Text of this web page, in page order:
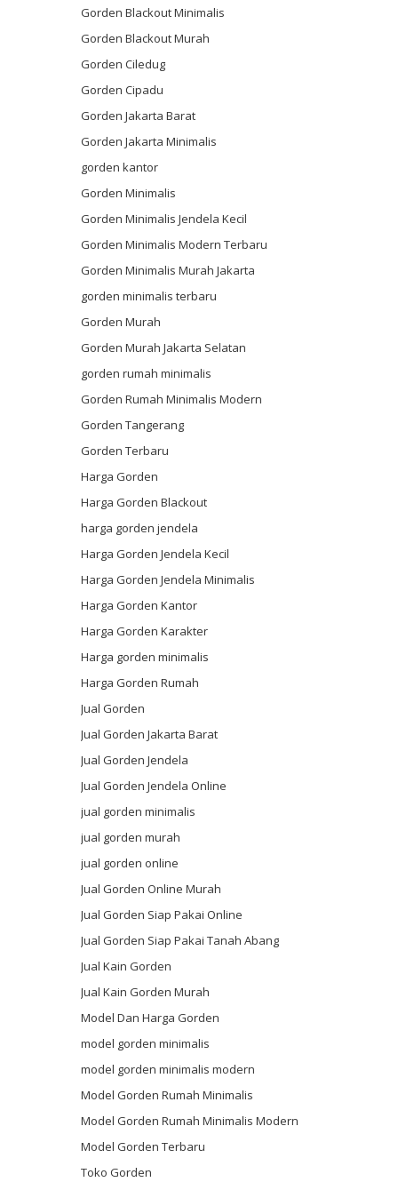
Gorden Blackout Minimalis
Gorden Blackout Murah
Gorden Ciledug
Gorden Cipadu
Gorden Jakarta Barat
Gorden Jakarta Minimalis
gorden kantor
Gorden Minimalis
Gorden Minimalis Jendela Kecil
Gorden Minimalis Modern Terbaru
Gorden Minimalis Murah Jakarta
gorden minimalis terbaru
Gorden Murah
Gorden Murah Jakarta Selatan
gorden rumah minimalis
Gorden Rumah Minimalis Modern
Gorden Tangerang
Gorden Terbaru
Harga Gorden
Harga Gorden Blackout
harga gorden jendela
Harga Gorden Jendela Kecil
Harga Gorden Jendela Minimalis
Harga Gorden Kantor
Harga Gorden Karakter
Harga gorden minimalis
Harga Gorden Rumah
Jual Gorden
Jual Gorden Jakarta Barat
Jual Gorden Jendela
Jual Gorden Jendela Online
jual gorden minimalis
jual gorden murah
jual gorden online
Jual Gorden Online Murah
Jual Gorden Siap Pakai Online
Jual Gorden Siap Pakai Tanah Abang
Jual Kain Gorden
Jual Kain Gorden Murah
Model Dan Harga Gorden
model gorden minimalis
model gorden minimalis modern
Model Gorden Rumah Minimalis
Model Gorden Rumah Minimalis Modern
Model Gorden Terbaru
Toko Gorden